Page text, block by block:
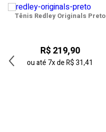
Tênis Redley Originals Preto
R$ 219,90
ou até 7xdeR$ 31,41